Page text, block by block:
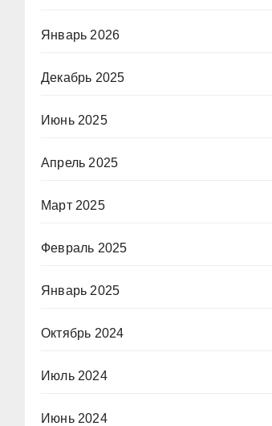
Январь 2026
Декабрь 2025
Июнь 2025
Апрель 2025
Март 2025
Февраль 2025
Январь 2025
Октябрь 2024
Июль 2024
Июнь 2024